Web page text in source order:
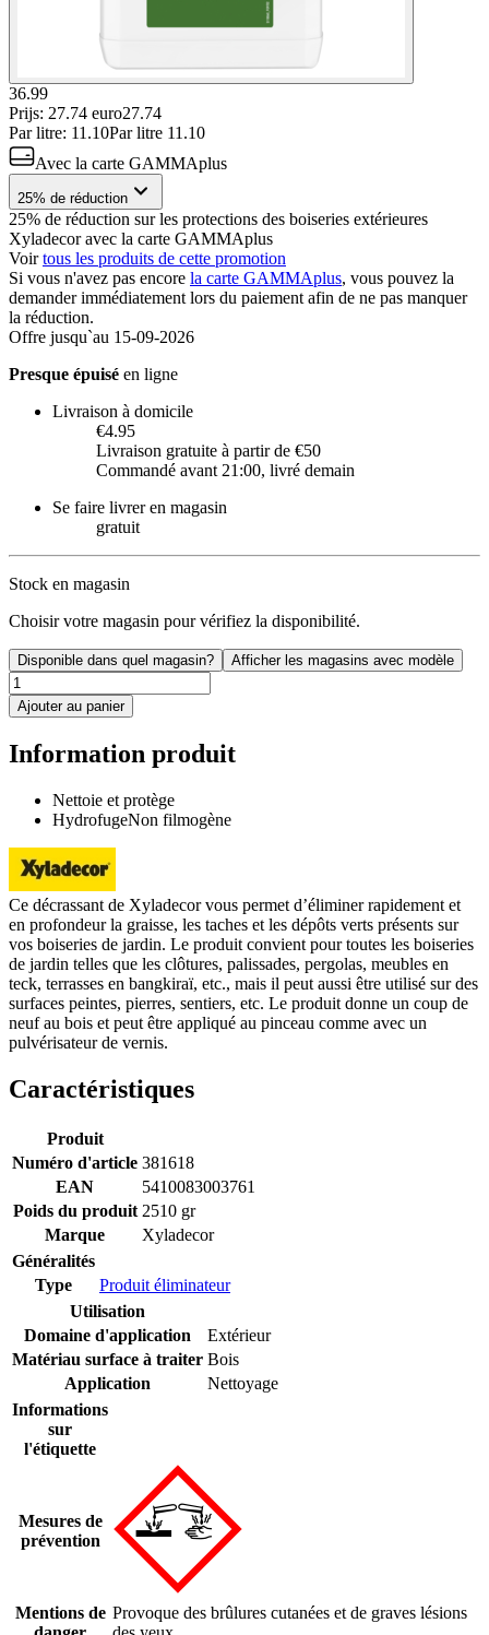
36.99
Prijs: 27.74 euro27.74
Par litre: 11.10Par litre 11.10
Avec la carte GAMMAplus
25% de réduction
25% de réduction sur les protections des boiseries extérieures
Xyladecor avec la carte GAMMAplus
Voirtous les produits de cette promotion
Si vous n'avez pas encore la carte GAMMAplus, vous pouvez la
demander immédiatement lors du paiement afin de ne pas manquer
la réduction.
Offre jusqu`au 15-09-2026
Presque épuisé en ligne
Livraison à domicile
€4.95
Livraison gratuite à partir de €50
Commandé avant 21:00, livré demain
Se faire livrer en magasin
gratuit
Stock en magasin
Choisir votre magasin pour vérifiez la disponibilité.
Disponible dans quel magasin? Afficher les magasins avec modèle
Ajouter au panier
Information produit
Nettoie et protège
HydrofugeNon filmogène
Ce décrassant de Xyladecor vous permet d’éliminer rapidement et
en profondeur la graisse, les taches et les dépôts verts présents sur
vos boiseries de jardin. Le produit convient pour toutes les boiseries
de jardin telles que les clôtures, palissades, pergolas, meubles en
teck, terrasses en bangkiraï, etc., mais il peut aussi être utilisé sur des
surfaces peintes, pierres, sentiers, etc. Le produit donne un coup de
neuf au bois et peut être appliqué au pinceau comme avec un
pulvérisateur de vernis.
Caractéristiques
Produit
Numéro d'article 381618
EAN
5410083003761
Poids du produit 2510 gr
Marque
Xyladecor
Généralités
Type
Produit éliminateur
Utilisation
Domaine d'application
Extérieur
Matériau surface à traiter Bois
Application
Nettoyage
Informations
sur
l'étiquette
Mesures de
prévention
Mentions de Provoque des brûlures cutanées et de graves lésions